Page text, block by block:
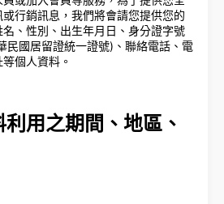
行銷訊息，我們將會請您提供您的
、性別、出生年月日、身分證字號
民國居留證統一證號)、聯絡電話、電
個人資料。
用之期間、地區、